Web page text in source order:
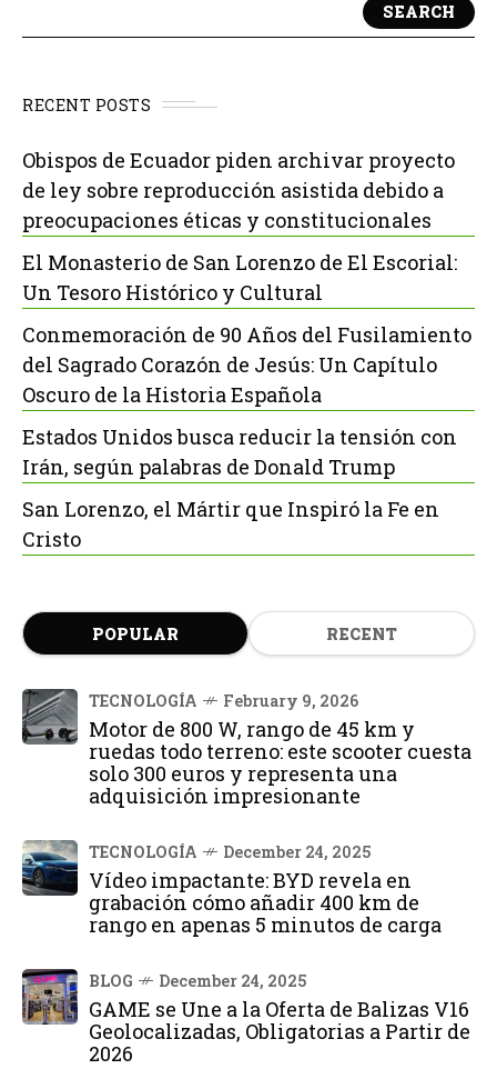
SEARCH
RECENT POSTS
Obispos de Ecuador piden archivar proyecto
de ley sobre reproducción asistida debido a
preocupaciones éticas y constitucionales
El Monasterio de San Lorenzo de El Escorial:
Un Tesoro Histórico y Cultural
Conmemoración de 90 Años del Fusilamiento
del Sagrado Corazón de Jesús: Un Capítulo
Oscuro de la Historia Española
Estados Unidos busca reducir la tensión con
Irán, según palabras de Donald Trump
San Lorenzo, el Mártir que Inspiró la Fe en
Cristo
POPULAR RECENT
TECNOLOGÍA February 9, 2026
Motor de 800 W, rango de 45 km y
ruedas todo terreno: este scooter cuesta
solo 300 euros y representa una
adquisición impresionante
TECNOLOGÍA December 24, 2025
Vídeo impactante: BYD revela en
grabación cómo añadir 400 km de
rango en apenas 5 minutos de carga
BLOG December 24, 2025
GAME se Une a la Oferta de Balizas V16
Geolocalizadas, Obligatorias a Partir de
2026